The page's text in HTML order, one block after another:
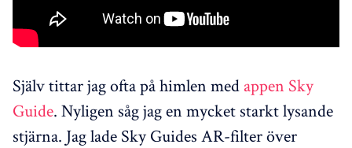
Själv tittar jag ofta på himlen med appen Sky
Guide. Nyligen såg jag en mycket starkt lysande
stjärna. Jag lade Sky Guides AR-filter över